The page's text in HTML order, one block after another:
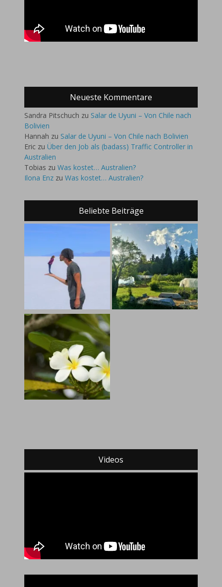
Neueste Kommentare
Sandra Pitschuch zu Salar de Uyuni – Von Chile nach
Bolivien
Hannah zu Salar de Uyuni – Von Chile nach Bolivien
Eric zu Über den Job als (badass) Traffic Controller in
Australien
Tobias zu Was kostet… Australien?
Ilona Enz zu Was kostet… Australien?
Beliebte Beiträge
Videos